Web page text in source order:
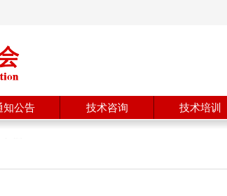
知公告 技术咨询 技术培训